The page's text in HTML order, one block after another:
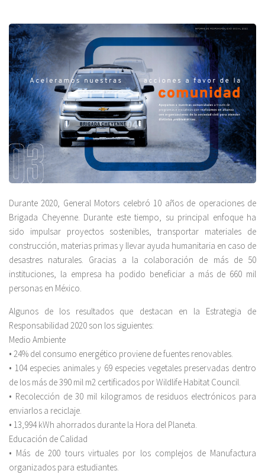
Durante 2020, General Motors celebró 10 años de operaciones de
Brigada Cheyenne. Durante este tiempo, su principal enfoque ha
sido impulsar proyectos sostenibles, transportar materiales de
construcción, materias primas y llevar ayuda humanitaria en caso de
desastres naturales. Gracias a la colaboración de más de 50
instituciones, la empresa ha podido beneficiar a más de 660 mil
personas en México.
Algunos de los resultados que destacan en la Estrategia de
Responsabilidad 2020 son los siguientes:
Medio Ambiente
• 24% del consumo energético proviene de fuentes renovables.
• 104 especies animales y 69 especies vegetales preservadas dentro
de los más de 390 mil m2 certificados por Wildlife Habitat Council.
• Recolección de 30 mil kilogramos de residuos electrónicos para
enviarlos a reciclaje.
• 13,994 kWh ahorrados durante la Hora del Planeta.
Educación de Calidad
• Más de 200 tours virtuales por los complejos de Manufactura
organizados para estudiantes.